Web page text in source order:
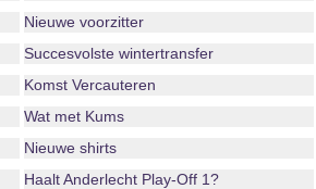
Nieuwe voorzitter
Succesvolste wintertransfer
Komst Vercauteren
Wat met Kums
Nieuwe shirts
Haalt Anderlecht Play-Off 1?